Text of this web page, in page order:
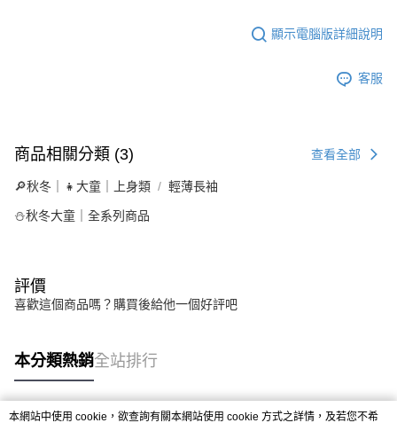
顯示電腦版詳細說明
客服
商品相關分類 (3) 查看全部
🔎秋冬｜👧大童｜上身類 輕薄長袖
⛄秋冬大童｜全系列商品
評價
喜歡這個商品嗎？購買後給他一個好評吧
本分類熱銷全站排行
本網站中使用 cookie，欲查詢有關本網站使用 cookie 方式之詳情，及若您不希